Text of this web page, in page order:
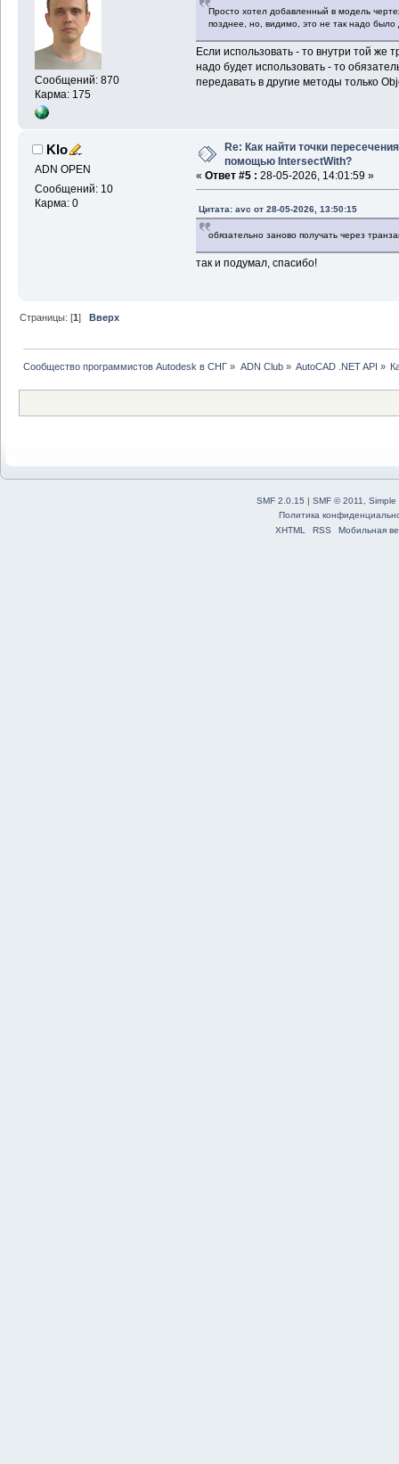
Сообщений: 870
Карма: 175
Просто хотел добавленный в модель
позднее, но, видимо, это не так надо было
Если использовать - то внутри той же
надо будет использовать - то
передавать в другие методы только
Klo
ADN OPEN
Сообщений: 10
Карма: 0
Re: Как найти точки
помощью IntersectWith?
« Ответ #5 : 28-05-2026, 14:01:59 »
Цитата: avc от 28-05-2026, 13:50:15
обязательно заново получать через
так и подумал, спасибо!
Страницы: [1]Вверх
Сообщество программистов Autodesk в СНГ » ADN Club» AutoCAD .NET API »
SMF 2.0.15 | SMF © 2011
Simple
Политика
XHTML
RSS Мобильная